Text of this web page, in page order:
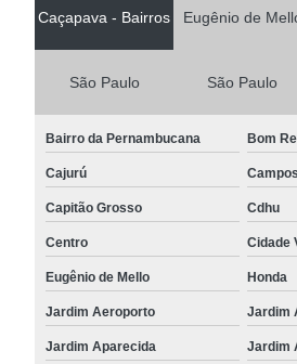
Caçapava - Bairros Eugênio de
São Paulo São Paulo
Bairro da Pernambucana Bom
Cajurú
Capitão Grosso Cdhu
Centro Cidade
Eugênio de Mello Honda
Jardim Aeroporto Jardim
Jardim Aparecida Jardim